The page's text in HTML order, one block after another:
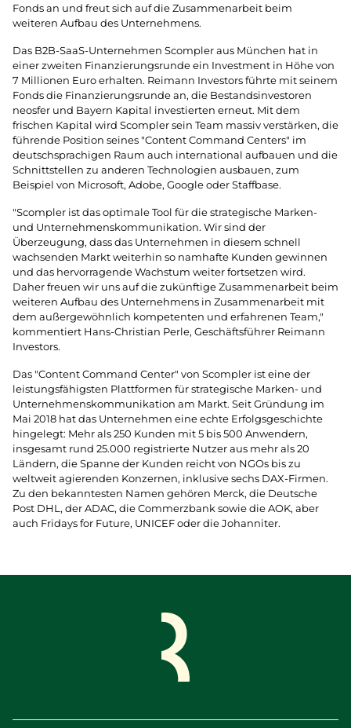
Fonds an und freut sich auf die Zusammenarbeit beim
weiteren Aufbau des Unternehmens.
Das B2B-SaaS-Unternehmen Scompler aus München hat in
einer zweiten Finanzierungs­runde ein Invest­ment in Höhe von
7 Millionen Euro erhalten. Reimann Investors führte mit seinem
Fonds die Finanzierungsrunde an, die Bestands­investoren
neosfer und Bayern Kapital investierten erneut. Mit dem
frischen Kapital wird Scompler sein Team massiv verstärken, die
führende Position seines "Content Command Centers" im
deutschsprachigen Raum auch international aufbauen und die
Schnittstellen zu anderen Techno­logien ausbauen, zum
Beispiel von Microsoft, Adobe, Google oder Staffbase.
"Scompler ist das optimale Tool für die strategische Marken-
und Unternehmenskommunikation. Wir sind der
Überzeugung, dass das Unter­nehmen in diesem schnell
wachsenden Markt weiterhin so namhafte Kunden gewinnen
und das hervorra­gende Wachstum weiter fortsetzen wird.
Daher freuen wir uns auf die zukünftige Zusammenarbeit beim
weiteren Aufbau des Unternehmens in Zusammenarbeit mit
dem außergewöhnlich kompetenten und erfahrenen Team,"
kommentiert Hans-Christian Perle, Geschäftsführer Reimann
Investors.
Das "Content Command Center" von Scompler ist eine der
leistungs­fähigsten Plattformen für strategische Marken- und
Unternehmens­kommuni­kation am Markt. Seit Gründung im
Mai 2018 hat das Unternehmen eine echte Erfolgsgeschichte
hingelegt: Mehr als 250 Kunden mit 5 bis 500 Anwendern,
insgesamt rund 25.000 registrierte Nutzer aus mehr als 20
Ländern, die Spanne der Kunden reicht von NGOs bis zu
weltweit agierenden Konzernen, inklusive sechs DAX-Firmen.
Zu den bekanntesten Namen gehören Merck, die Deutsche
Post DHL, der ADAC, die Commerzbank sowie die AOK, aber
auch Fridays for Future, UNICEF oder die Johanniter.